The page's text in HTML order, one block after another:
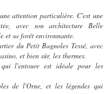
attention particulière. C'est une
avec son architecture Belle
et sa forêt environnante.
du Petit Bagnoles Tessé, avec
et bien sûr, les thermes.
l'entoure est idéale pour les
de l'Orne, et les légendes qui